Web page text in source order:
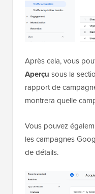
Après cela, vous
Aperçu sous la
rapport de
montrera quelle
Vous pouvez
les campagnes
de détails.